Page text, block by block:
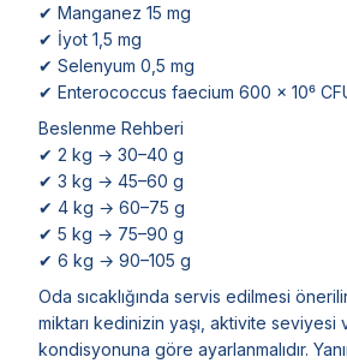
✔ Manganez 15 mg
✔ İyot 1,5 mg
✔ Selenyum 0,5 mg
✔ Enterococcus faecium 600 × 10⁶
Beslenme Rehberi
✔ 2 kg → 30–40 g
✔ 3 kg → 45–60 g
✔ 4 kg → 60–75 g
✔ 5 kg → 75–90 g
✔ 6 kg → 90–105 g
Oda sıcaklığında servis edilmesi
miktarı kedinizin yaşı, aktivite seviyesi
kondisyonuna göre ayarlanmalıdır.